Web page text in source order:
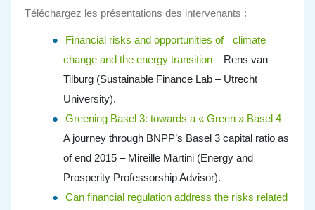
Téléchargez les présentations des intervenants :
Financial risks and opportunities of climate
change and the energy transition – Rens van
Tilburg (Sustainable Finance Lab – Utrecht
University).
Greening Basel 3: towards a « Green » Basel 4–
A journey through BNPP’s Basel 3 capital ratio as
of end 2015 – Mireille Martini (Energy and
Prosperity Professorship Advisor).
Can financial regulation address the risks related